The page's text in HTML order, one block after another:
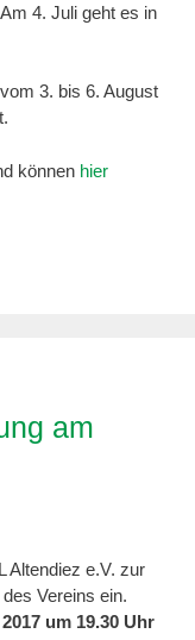
4. Juli geht es in
3. bis 6. August
können hier
am
Altendiez e.V. zur
Vereins ein.
um 19.30 Uhr